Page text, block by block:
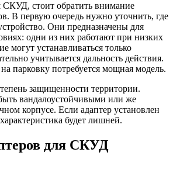
СКУД, стоит обратить внимание
В первую очередь нужно уточнить, где
Они предназначены для
одни из них работают при низких
могут устанавливаться только
учитывается дальность действия.
парковку потребуется мощная модель.
защищенности территории.
вандалоустойчивыми или же
корпусе. Если адаптер установлен
будет лишней.
для СКУД